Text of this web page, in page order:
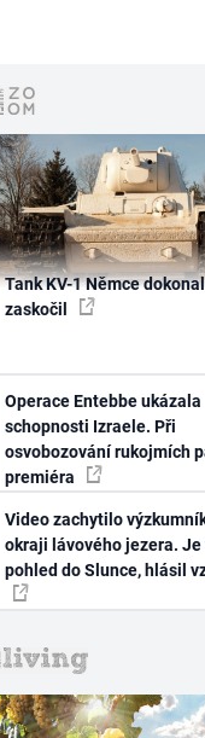
Tank KV-1 Němce
zaskočil
Operace Entebbe ukázala
schopnosti Izraele. Při
osvobozování rukojmích
premiéra
Video zachytilo
okraji lávového jezera. Je
pohled do Slunce, hlásil